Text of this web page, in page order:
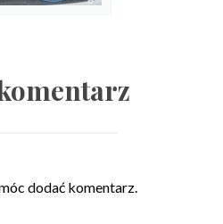
dodać komentarz.